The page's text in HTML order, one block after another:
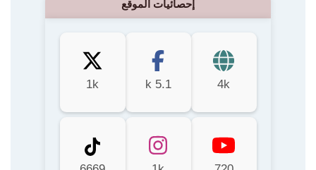
إحصائيات الموقع
4k
5.1 k
1k